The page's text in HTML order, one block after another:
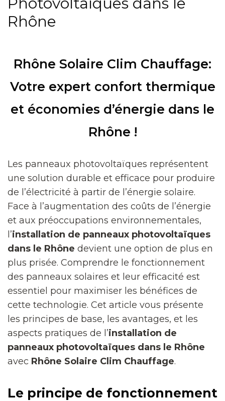
Rhône
Rhône Solaire Clim Chauffage:
Votre expert confort thermique
et économies d’énergie dans le
Rhône !
Les panneaux photovoltaïques représentent
une solution durable et efficace pour produire
de l’électricité à partir de l’énergie solaire.
Face à l’augmentation des coûts de l’énergie
et aux préoccupations environnementales,
l’installation de panneaux photovoltaïques
dans le Rhône devient une option de plus en
plus prisée. Comprendre le fonctionnement
des panneaux solaires et leur efficacité est
essentiel pour maximiser les bénéfices de
cette technologie. Cet article vous présente
les principes de base, les avantages, et les
aspects pratiques de l’installation de
panneaux photovoltaïques dans le Rhône
avec Rhône Solaire Clim Chauffage.
Le principe de fonctionnement